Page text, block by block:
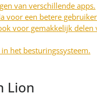
van verschillende apps.
voor een betere
voor gemakkelijk delen
het besturingssysteem.
Lion